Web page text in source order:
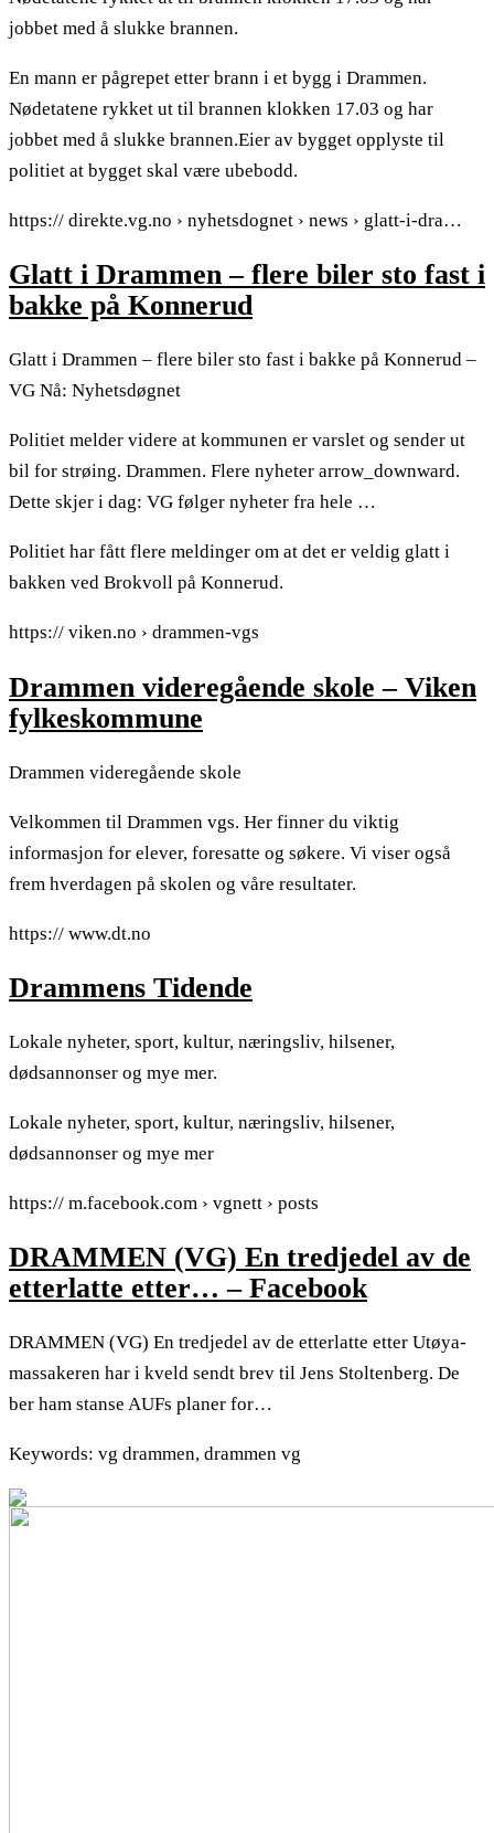
jobbet med å slukke brannen.
En mann er pågrepet etter brann i et bygg i Drammen.
Nødetatene rykket ut til brannen klokken 17.03 og har
jobbet med å slukke brannen.Eier av bygget opplyste til
politiet at bygget skal være ubebodd.
https:// direkte.vg.no › nyhetsdognet › news › glatt-i-dra…
Glatt i Drammen – flere biler sto fast i
bakke på Konnerud
Glatt i Drammen – flere biler sto fast i bakke på Konnerud –
VG Nå: Nyhetsdøgnet
Politiet melder videre at kommunen er varslet og sender ut
bil for strøing. Drammen. Flere nyheter arrow_downward.
Dette skjer i dag: VG følger nyheter fra hele …
Politiet har fått flere meldinger om at det er veldig glatt i
bakken ved Brokvoll på Konnerud.
https:// viken.no › drammen-vgs
Drammen videregående skole – Viken
fylkeskommune
Drammen videregående skole
Velkommen til Drammen vgs. Her finner du viktig
informasjon for elever, foresatte og søkere. Vi viser også
frem hverdagen på skolen og våre resultater.
https:// www.dt.no
Drammens Tidende
Lokale nyheter, sport, kultur, næringsliv, hilsener,
dødsannonser og mye mer.
Lokale nyheter, sport, kultur, næringsliv, hilsener,
dødsannonser og mye mer
https:// m.facebook.com › vgnett › posts
DRAMMEN (VG) En tredjedel av de
etterlatte etter… – Facebook
DRAMMEN (VG) En tredjedel av de etterlatte etter Utøya-
massakeren har i kveld sendt brev til Jens Stoltenberg. De
ber ham stanse AUFs planer for…
Keywords: vg drammen, drammen vg